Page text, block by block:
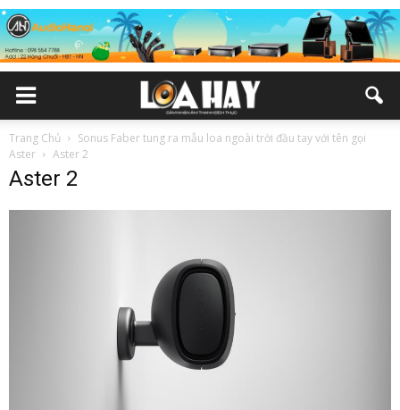
Trang Chủ
Sonus Faber tung ra mẫu loa ngoài trời đầu tay với tên gọi
Aster
Aster 2
Aster 2